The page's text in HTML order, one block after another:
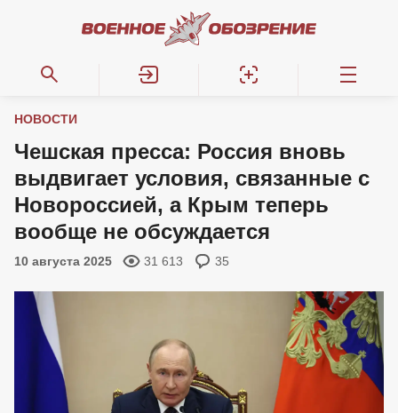
НОВОСТИ
Чешская пресса: Россия вновь
выдвигает условия, связанные с
Новороссией, а Крым теперь
вообще не обсуждается
10 августа 2025 31 613 35